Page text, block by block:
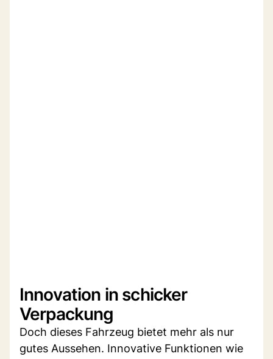
Innovation in schicker
Verpackung
Doch dieses Fahrzeug bietet mehr als nur
gutes Aussehen. Innovative Funktionen wie